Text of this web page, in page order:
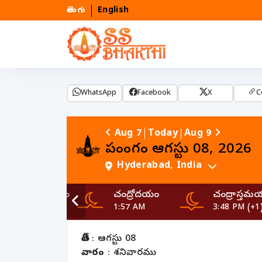
తెలుగు English
WhatsApp Facebook X
Aug 7 Today Aug 9
పంచాంగం ఆగస్టు 08, 2026
Hyderabad, India
సూర్యాస్తమయం చంద్రోదయం
1:57 AM 3:48 PM
తేదీ: ఆగస్టు 08
వారం : శనివారము